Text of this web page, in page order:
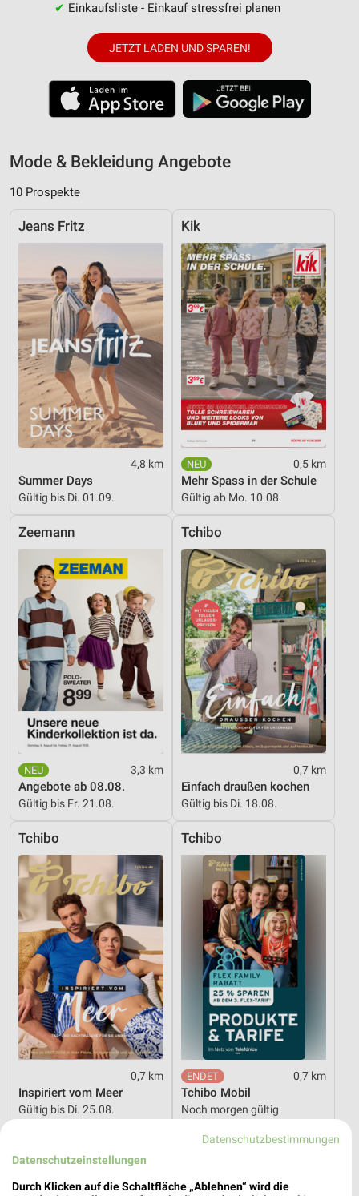
✔ Einkaufsliste - Einkauf stressfrei planen
JETZT LADEN UND SPAREN!
Mode & Bekleidung Angebote
10 Prospekte
Jeans Fritz
4,8 km
Summer Days
Gültig bis Di. 01.09.
Kik
0,5 km
Mehr Spass in der Schule
Gültig ab Mo. 10.08.
Zeemann
3,3 km
Angebote ab 08.08.
Gültig bis Fr. 21.08.
Tchibo
0,7 km
Einfach draußen kochen
Gültig bis Di. 18.08.
Tchibo
0,7 km
Inspiriert vom Meer
Gültig bis Di. 25.08.
Tchibo
0,7 km
Tchibo Mobil
Noch morgen gültig
Tchibo
Datenschutzbestimmungen
Datenschutzeinstellungen
Durch Klicken auf die Schaltfläche „Ablehnen“ wird die